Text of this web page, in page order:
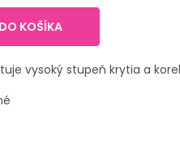
KOŠÍKA
vysoký stupeň krytia a